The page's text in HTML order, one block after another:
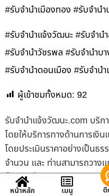
#รับจำนำเมืองทอง #รับจำน
#รับจำนำแจ้งวัฒนะ #รับจำน
#รับจำนำวัชรพล #รับจำนำบา
#รับจำนำดอนเมือง #รับจำน
ผู้เข้าชมทั้งหมด: 92
รับจํานําแจ้งวัฒนะ.com บริก
โดยให้บริการทางด้านการเงิ
โดยประเมินราคาอย่างเป็นธ
จำนวน และ ท่านสามารถวาง
ด้วยตัวท่านเอง
หน้าหลัก เมนู